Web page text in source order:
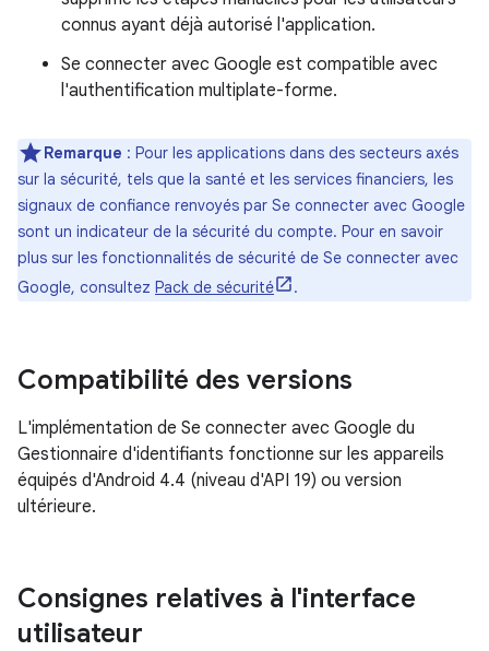
connus ayant déjà autorisé l'application.
Se connecter avec Google est compatible avec
l'authentification multiplate-forme.
Remarque : Pour les applications dans des secteurs axés
sur la sécurité, tels que la santé et les services financiers, les
signaux de confiance renvoyés par Se connecter avec Google
sont un indicateur de la sécurité du compte. Pour en savoir
plus sur les fonctionnalités de sécurité de Se connecter avec
Google, consultez Pack de sécurité .
Compatibilité des versions
L'implémentation de Se connecter avec Google du
Gestionnaire d'identifiants fonctionne sur les appareils
équipés d'Android 4.4 (niveau d'API 19) ou version
ultérieure.
Consignes relatives à l'interface
utilisateur